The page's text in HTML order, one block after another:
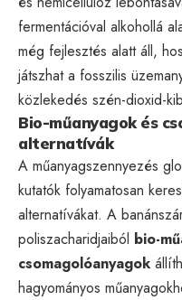
fermentációval alkohollá
még fejlesztés alatt áll,
játszhat a fosszilis
közlekedés szén-dioxid-
Bio-műanyagok és
alternatívák
A műanyagszennyezés
kutatók folyamatosan
alternatívákat. A
poliszacharidjaiból bio-
csomagolóanyagok
hagyományos